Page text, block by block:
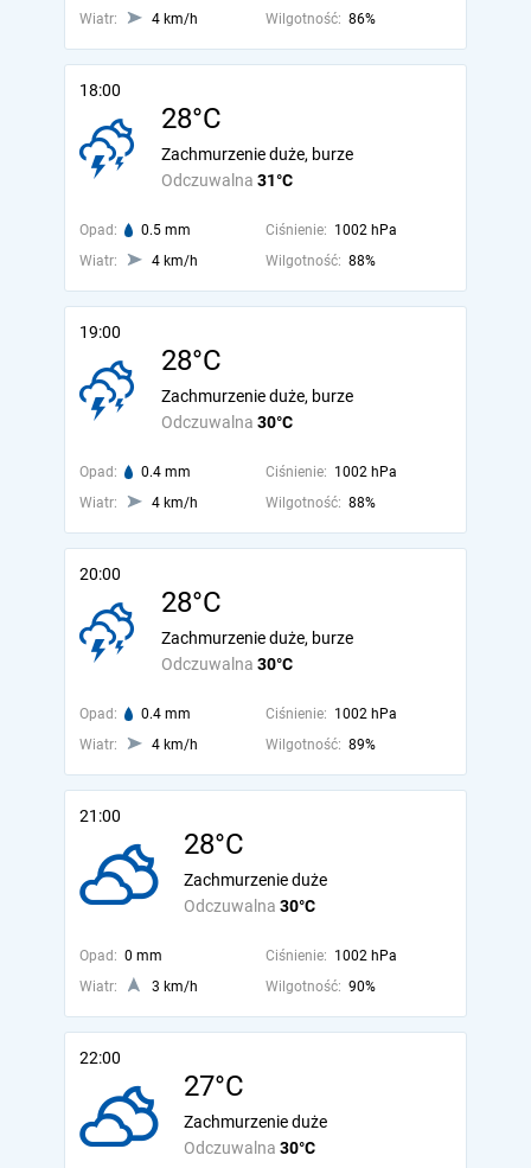
Wiatr:
4 km/h Wilgotność: 86%
18:00
28°C
Odczuwalna 31°C
Zachmurzenie duże, burze
Opad: 0.5 mm Ciśnienie: 1002 hPa
Wiatr:
4 km/h Wilgotność: 88%
19:00
28°C
Odczuwalna 30°C
Zachmurzenie duże, burze
Opad: 0.4 mm Ciśnienie: 1002 hPa
Wiatr:
4 km/h Wilgotność: 88%
20:00
28°C
Odczuwalna 30°C
Zachmurzenie duże, burze
Opad: 0.4 mm Ciśnienie: 1002 hPa
Wiatr:
4 km/h Wilgotność: 89%
21:00
28°C
Odczuwalna 30°C
Zachmurzenie duże
Opad: 0 mm Ciśnienie: 1002 hPa
Wiatr:
3 km/h Wilgotność: 90%
22:00
27°C
Odczuwalna 30°C
Zachmurzenie duże